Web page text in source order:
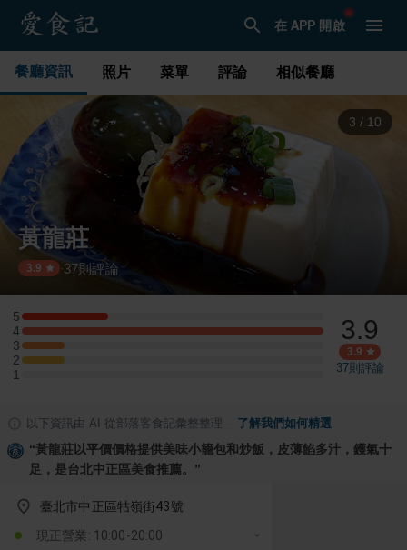
在 APP 開啟
餐廳資訊 照片 菜單 評論 相似餐廳
3 / 10
黃龍莊
3.9 ·37則評論
5
5 星：2 則評論
4
4 星：7 則評論
3
3 星：1 則評論
2
2 星：1 則評論
1
1 星：0 則評論
3.9
3.9
37則評論
以下資訊由 AI 從部落客食記彙整整理 了解我們如何精選
“黃龍莊以平價價格提供美味小籠包和炒飯，皮薄餡多汁，鑊氣十
足，是台北中正區美食推薦。 ”
臺北市中正區牯嶺街43號
現正營業: 10:00-20:00